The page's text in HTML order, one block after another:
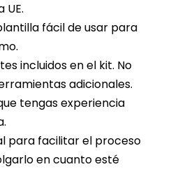
UE.
fácil de usar para
incluidos en el kit. No
adicionales.
tengas experiencia
para facilitar el proceso
en cuanto esté